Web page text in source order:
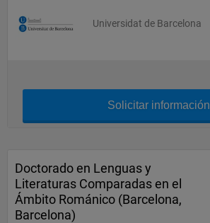
Universidat de Barcelona
Solicitar información
Doctorado en Lenguas y
Literaturas Comparadas en el
Ámbito Románico (Barcelona,
Barcelona)